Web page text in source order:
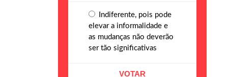
Indiferente, pois pode
elevar a informalidade e
as mudanças não deverão
ser tão significativas